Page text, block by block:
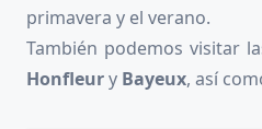
primavera y el verano.
También podemos visitar
Honfleury Bayeux, así